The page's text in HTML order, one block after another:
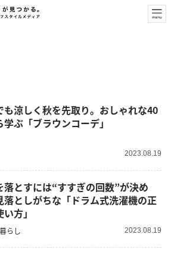
も涼しく秋を先取り。おしゃれな40
ぶ「ブラウンコーデ」
2023.08.19
落とすには“すすぎの回数”が決め
落としがちな「ドラム式洗濯機の正
方」
らし 2023.08.19